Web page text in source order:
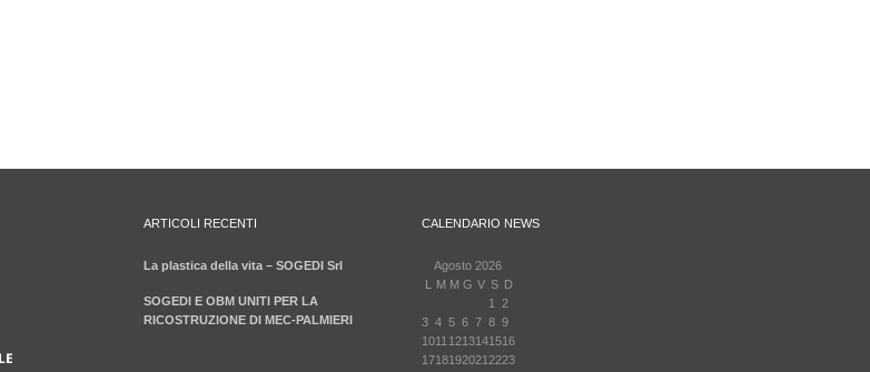
ARTICOLI RECENTI
La plastica della vita – SOGEDI Srl
SOGEDI E OBM UNITI PER LA
RICOSTRUZIONE DI MEC-PALMIERI
CALENDARIO NEWS
Agosto 2026
L
M M G V S D
1
2
3 4 5 6 7 8 9
1011 1213141516
1718192021 2223